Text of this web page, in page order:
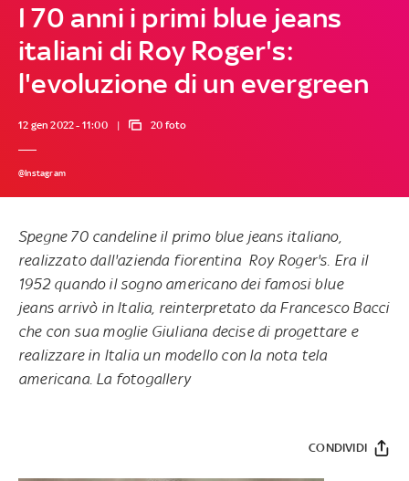
I 70 anni i primi blue jeans
italiani di Roy Roger's:
l'evoluzione di un evergreen
12 gen 2022 - 11:00 20 foto
@Instagram
Spegne 70candeline il primo blue jeansitaliano,
realizzato dall'azienda fiorentina Roy Roger's. Era il
1952 quando il sogno americano deifamosi blue
jeans arrivò in Italia, reinterpretato da Francesco Bacci
che con sua moglie Giuliana decise diprogettare e
realizzare in Italia un modello con la nota tela
americana. La fotogallery
CONDIVIDI